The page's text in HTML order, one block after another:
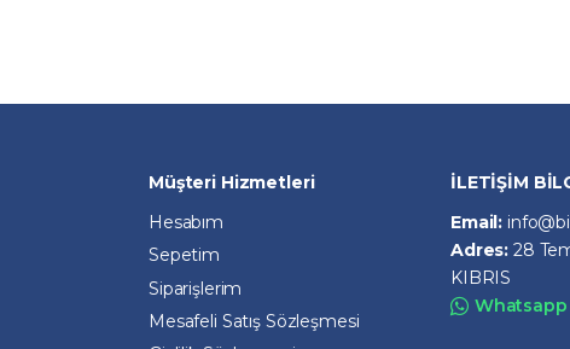
Müşteri Hizmetleri
Hesabım
Sepetim
Siparişlerim
Mesafeli Satış Sözleşmesi
İLETİŞİM
Email:
Adres:28
KIBRIS
Whatsapp